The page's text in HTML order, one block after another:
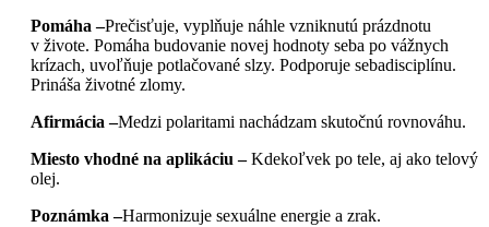
Pomáha –Prečisťuje, vyplňuje náhle vzniknutú prázdnotu
v živote. Pomáha budovanie novej hodnoty seba po vážnych
krízach, uvoľňuje potlačované slzy. Podporuje sebadisciplínu.
Prináša životné zlomy.
Afirmácia –Medzi polaritami nachádzam skutočnú rovnováhu.
Miesto vhodné na aplikáciu –Kdekoľvek po tele, aj ako telový
olej.
Poznámka –Harmonizuje sexuálne energie a zrak.